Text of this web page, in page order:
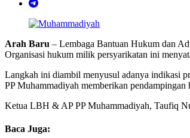
Arah Baru – Lembaga Bantuan Hukum dan
Organisasi hukum milik persyarikatan ini
Langkah ini diambil menyusul adanya indikasi
PP Muhammadiyah memberikan
Ketua LBH & AP PP Muhammadiyah, Taufiq
Baca Juga: